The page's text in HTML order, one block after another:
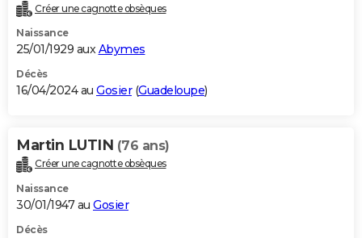
Créer une cagnotte obsèques
Naissance
25/01/1929 auxAbymes
Décès
16/04/2024 au Gosier(Guadeloupe)
Martin LUTIN (76 ans)
Créer une cagnotte obsèques
Naissance
30/01/1947 au Gosier
Décès